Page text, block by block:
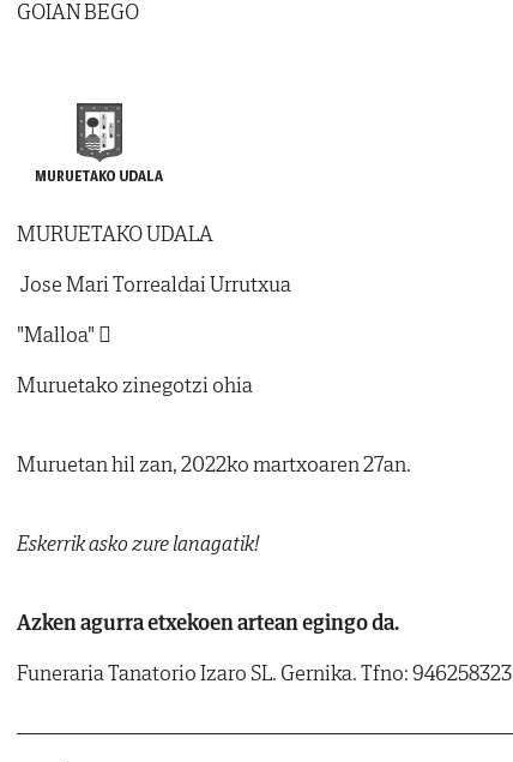
GOIAN BEGO
MURUETAKO UDALA
Jose Mari Torrealdai Urrutxua
"Malloa" 
Muruetako zinegotzi ohia
Muruetan hil zan, 2022ko martxoaren 27an.
Eskerrik asko zure lanagatik!
Azken agurra etxekoen artean egingo da.
Funeraria Tanatorio Izaro SL. Gernika. Tfno: 946258323